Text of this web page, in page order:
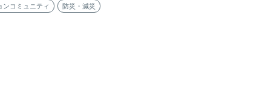
ンコミュニティ 防災・減災